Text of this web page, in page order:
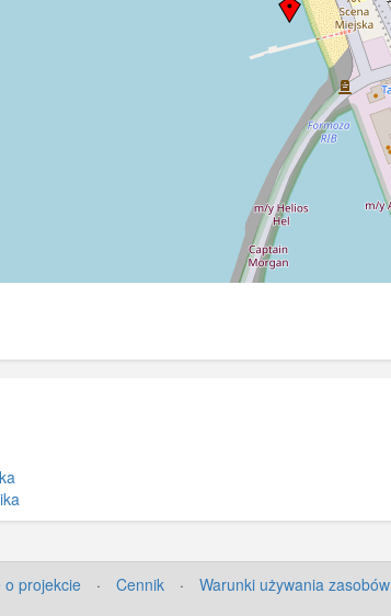
o projekcie · Cennik · Warunki używania zasobów